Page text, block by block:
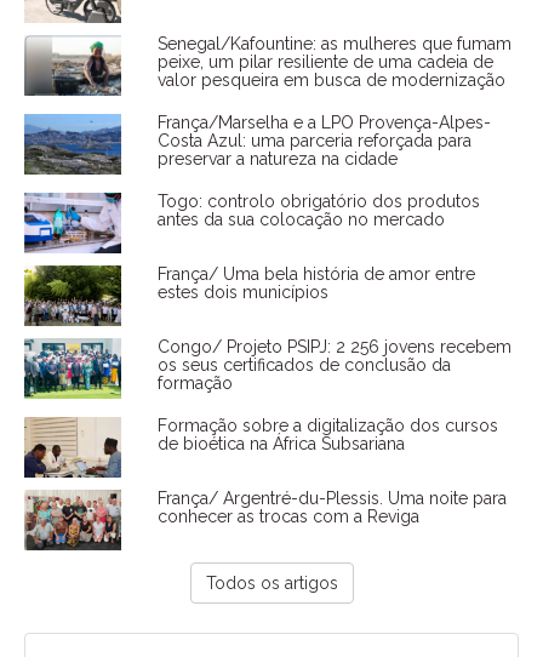
Senegal/Kafountine: as mulheres que fumam
peixe, um pilar resiliente de uma cadeia de
valor pesqueira em busca de modernização
França/Marselha e a LPO Provença-Alpes-
Costa Azul: uma parceria reforçada para
preservar a natureza na cidade
Togo: controlo obrigatório dos produtos
antes da sua colocação no mercado
França/ Uma bela história de amor entre
estes dois municípios
Congo/ Projeto PSIPJ: 2 256 jovens recebem
os seus certificados de conclusão da
formação
Formação sobre a digitalização dos cursos
de bioética na África Subsariana
França/ Argentré-du-Plessis. Uma noite para
conhecer as trocas com a Reviga
Todos os artigos